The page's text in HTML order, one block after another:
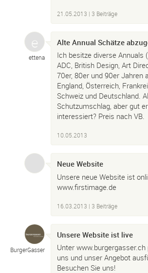
21.05.2013 | 3 Beiträge
ettena
Alte Annual Schätze
Ich besitze diverse Annuals
ADC, British Design, Art
70er, 80er und 90er Jahren
England, Österreich,
Schweiz und Deutschland.
Schutzumschlag, aber gut
interessiert? Preis nach VB.
10.05.2013
Neue Website
Unsere neue Website ist
www.firstimage.de
16.03.2013 | 3 Beiträge
BurgerGasser
Unsere Website ist live
Unter
uns und unser Angebot
Besuchen Sie uns!